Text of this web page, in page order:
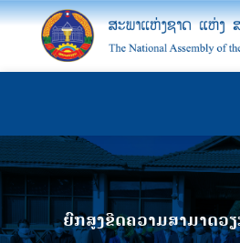
ຍົກສູງຂີດຄວາມສາມາດວ